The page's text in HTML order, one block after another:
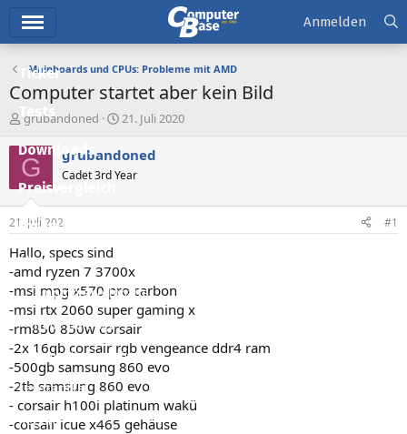
Ticker
Tests
Downloads
Preisvergleich
Forum
Aktuelles
Empfohlene Inhalte
Neue Beiträge
Neueste Aktivitäten
Leserartikel
Regeln
Anmelden
Mainboards und CPUs: Probleme mit AMD
Computer startet aber kein Bild
E
s
t
e
e
r
grubandoned
E
s
e
t
m
21. Juli 2020
G grubandoned
Cadet 3rd Year
21. Juli 2020 #1
Hallo, specs sind
-amd ryzen 7 3700x
-msi mpg x570 pro carbon
-msi rtx 2060 super gaming x
-rm850 850w corsair
-2x 16gb corsair rgb vengeance ddr4 ram
-500gb samsung 860 evo
-2tb samsung 860 evo
- corsair h100i platinum wakü
-corsair icue x465 gehäuse